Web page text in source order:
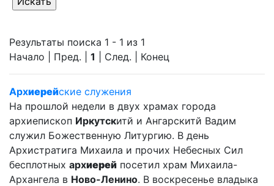
Результаты поиска 1 - 1 из 1
Начало | Пред. | 1 | След. | Конец
Архиерейские служения
На прошлой недели в двух храмах города
архиепископ Иркутскитй и Ангарскитй Вадим
служил Божественную Литургию. В день
Архистратига Михаила и прочих Небесных Сил
бесплотных архиерей посетил храм Михаила-
Архангела в Ново-Ленино. В воскресенье владыка